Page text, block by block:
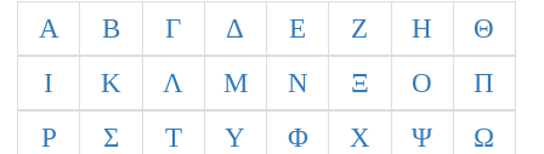
Α Β Γ Δ Ε Ζ Η
Θ
Ι
Κ Λ Μ Ν Ξ Ο
Π
Ρ
Σ Τ Υ Φ Χ Ψ Ω